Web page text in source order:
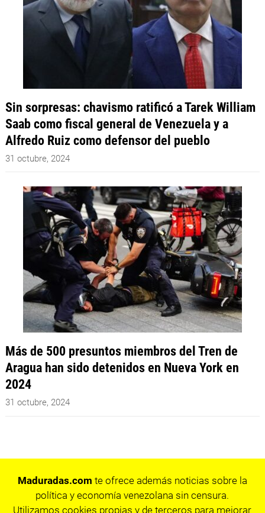
Sin sorpresas: chavismo ratificó a Tarek William
Saab como fiscal general de Venezuela y a
Alfredo Ruiz como defensor del pueblo
31 octubre, 2024
Más de 500 presuntos miembros del Tren de
Aragua han sido detenidos en Nueva York en
2024
31 octubre, 2024
Maduradas.com te ofrece además noticias sobre la
política y economía venezolana sin censura.
Utilizamos cookies propias y de terceros para mejorar